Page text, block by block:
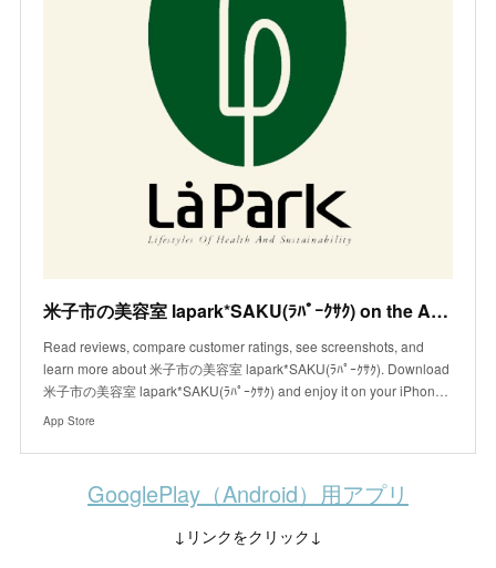
米子市の美容室 lapark*SAKU(ﾗﾊﾟｰｸｻｸ) on the App Store
Read reviews, compare customer ratings, see screenshots, and
learn more about 米子市の美容室 lapark*SAKU(ﾗﾊﾟｰｸｻｸ). Download
米子市の美容室 lapark*SAKU(ﾗﾊﾟｰｸｻｸ) and enjoy it on your iPhon…
App Store
GooglePlay（Android）用アプリ
↓リンクをクリック↓